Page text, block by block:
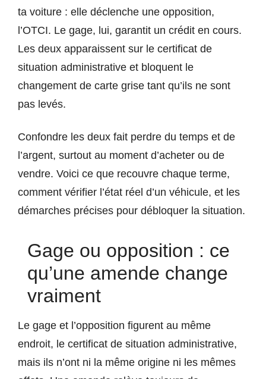
ta voiture : elle déclenche une opposition,
l’OTCI. Le gage, lui, garantit un crédit en cours.
Les deux apparaissent sur le certificat de
situation administrative et bloquent le
changement de carte grise tant qu’ils ne sont
pas levés.
Confondre les deux fait perdre du temps et de
l’argent, surtout au moment d’acheter ou de
vendre. Voici ce que recouvre chaque terme,
comment vérifier l’état réel d’un véhicule, et les
démarches précises pour débloquer la situation.
Gage ou opposition : ce
qu’une amende change
vraiment
Le gage et l’opposition figurent au même
endroit, le certificat de situation administrative,
mais ils n’ont ni la même origine ni les mêmes